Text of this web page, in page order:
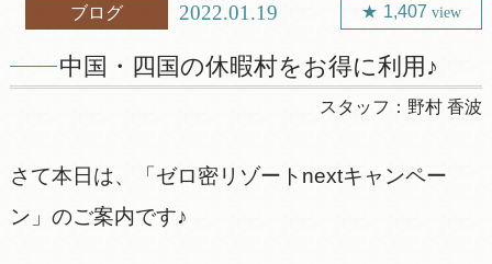
ブログ 2022.01.19 1,407view
中国・四国の休暇村をお得に利用♪
スタッフ： 野村 香波
さて本日は、「ゼロ密リゾートnextキャンペー
ン」のご案内です♪